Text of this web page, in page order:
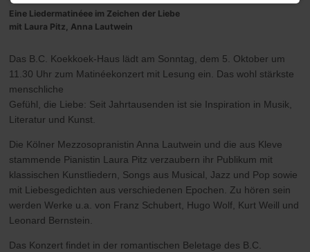
Eine Liedermatinéee im Zeichen der Liebe
mit Laura Pitz, Anna Lautwein
Das B.C. Koekkoek-Haus lädt am Sonntag, dem 5. Oktober um
11.30 Uhr zum Matinéekonzert mit Lesung ein. Das wohl stärkste
menschliche
Gefühl, die Liebe: Seit Jahrtausenden ist sie Inspiration in Musik,
Literatur und Kunst.
Die Kölner Mezzosopranistin Anna Lautwein und die aus Kleve
stammende Pianistin Laura Pitz verzaubern ihr Publikum mit
klassischen Kunstliedern, Songs aus Musical, Jazz und Pop sowie
mit Liebesgedichten aus verschiedenen Epochen. Zu hören sein
werden Werke u.a. von Franz Schubert, Hugo Wolf, Kurt Weill und
Leonard Bernstein.
Das Konzert findet in der romantischen Beletage des B.C.